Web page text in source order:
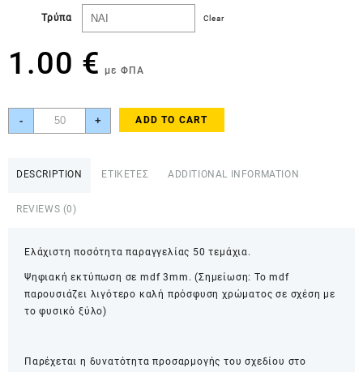
Τρύπα Clear
1.00 € με ΦΠΑ
-
Aερόστατο
μπλε
+ ADD TO CART
DESCRIPTION ΕΤΙΚΕΤΕΣ ADDITIONAL INFORMATION
REVIEWS (0)
Ελάχιστη ποσότητα παραγγελίας 50 τεμάχια.
Ψηφιακή εκτύπωση σε mdf 3mm. (Σημείωση: Το mdf
παρουσιάζει λιγότερο καλή πρόσφυση χρώματος σε σχέση με
το φυσικό ξύλο)
Παρέχεται η δυνατότητα προσαρμογής του σχεδίου στο